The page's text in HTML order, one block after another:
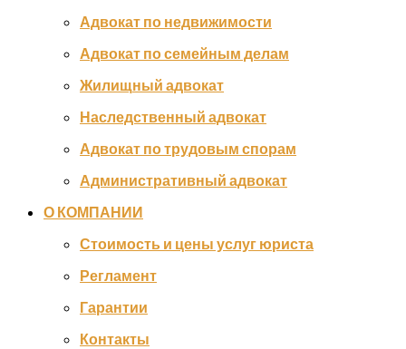
Адвокат по недвижимости
Адвокат по семейным делам
Жилищный адвокат
Наследственный адвокат
Адвокат по трудовым спорам
Административный адвокат
О КОМПАНИИ
Стоимость и цены услуг юриста
Регламент
Гарантии
Контакты